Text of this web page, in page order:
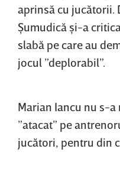
aprinsă cu jucătorii.
Şumudică şi-a
slabă pe care au
jocul ”deplorabil”.
Marian Iancu nu s-
”atacat” pe
jucători, pentru din